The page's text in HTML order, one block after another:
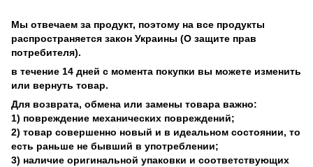
Мы отвечаем за продукт, поэтому на все продукты
распространяется закон Украины (О защите прав
потребителя).
в течение 14 дней с момента покупки вы можете изменить
или вернуть товар.
Для возврата, обмена или замены товара важно:
1) повреждение механических повреждений;
2) товар совершенно новый и в идеальном состоянии, то
есть раньше не бывший в употреблении;
3) наличие оригинальной упаковки и соответствующих